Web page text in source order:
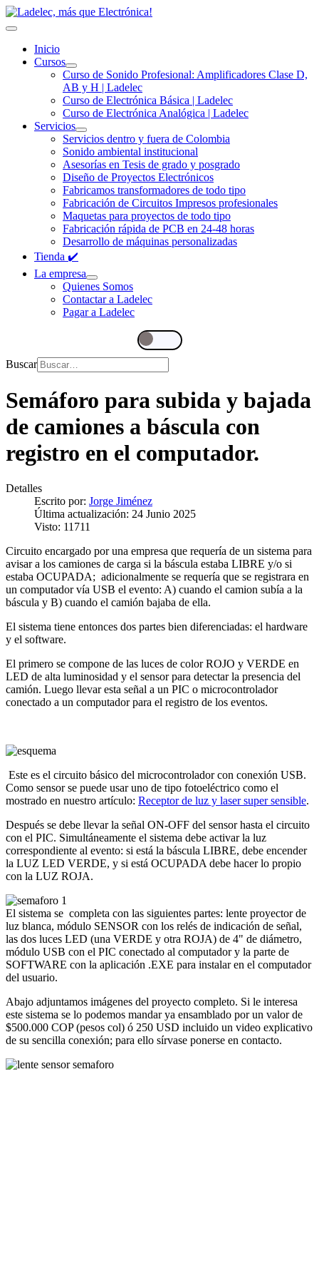
Inicio
Cursos
Curso de Sonido Profesional: Amplificadores Clase D,
AB y H | Ladelec
Curso de Electrónica Básica | Ladelec
Curso de Electrónica Analógica | Ladelec
Servicios
Servicios dentro y fuera de Colombia
Sonido ambiental institucional
Asesorías en Tesis de grado y posgrado
Diseño de Proyectos Electrónicos
Fabricamos transformadores de todo tipo
Fabricación de Circuitos Impresos profesionales
Maquetas para proyectos de todo tipo
Fabricación rápida de PCB en 24-48 horas
Desarrollo de máquinas personalizadas
Tienda ✔️
La empresa
Quienes Somos
Contactar a Ladelec
Pagar a Ladelec
Buscar
Semáforo para subida y bajada
de camiones a báscula con
registro en el computador.
Detalles
Escrito por: Jorge Jiménez
Última actualización: 24 Junio 2025
Visto: 11711
Circuito encargado por una empresa que requería de un sistema para
avisar a los camiones de carga si la báscula estaba LIBRE y/o si
estaba OCUPADA; adicionalmente se requería que se registrara en
un computador vía USB el evento: A) cuando el camion subía a la
báscula y B) cuando el camión bajaba de ella.
El sistema tiene entonces dos partes bien diferenciadas: el hardware
y el software.
El primero se compone de las luces de color ROJO y VERDE en
LED de alta luminosidad y el sensor para detectar la presencia del
camión. Luego llevar esta señal a un PIC o microcontrolador
conectado a un computador para el registro de los eventos.
Este es el circuito básico del microcontrolador con conexión USB.
Como sensor se puede usar uno de tipo fotoeléctrico como el
mostrado en nuestro artículo: Receptor de luz y laser super sensible.
Después se debe llevar la señal ON-OFF del sensor hasta el circuito
con el PIC. Simultáneamente el sistema debe activar la luz
correspondiente al evento: si está la báscula LIBRE, debe encender
la LUZ LED VERDE, y si está OCUPADA debe hacer lo propio
con la LUZ ROJA.
El sistema se completa con las siguientes partes: lente proyector de
luz blanca, módulo SENSOR con los relés de indicación de señal,
las dos luces LED (una VERDE y otra ROJA) de 4" de diámetro,
módulo USB con el PIC conectado al computador y la parte de
SOFTWARE con la aplicación .EXE para instalar en el computador
del usuario.
Abajo adjuntamos imágenes del proyecto completo. Si le interesa
este sistema se lo podemos mandar ya ensamblado por un valor de
$500.000 COP (pesos col) ó 250 USD incluido un video explicativo
de su sencilla conexión; para ello sírvase ponerse en contacto.